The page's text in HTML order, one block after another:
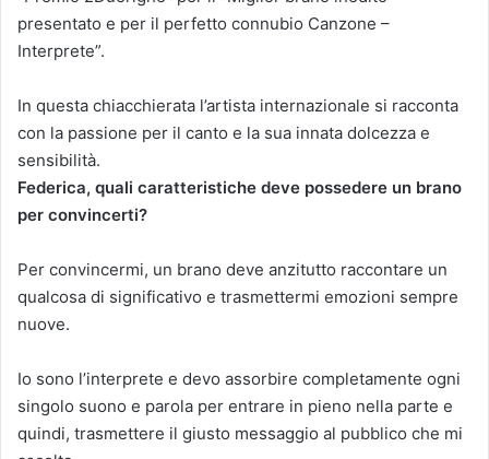
presentato e per il perfetto connubio Canzone –
Interprete”.
In questa chiacchierata l’artista internazionale si racconta
con la passione per il canto e la sua innata dolcezza e
sensibilità.
Federica, quali caratteristiche deve possedere un brano
per convincerti?
Per convincermi, un brano deve anzitutto raccontare un
qualcosa di significativo e trasmettermi emozioni sempre
nuove.
Io sono l’interprete e devo assorbire completamente ogni
singolo suono e parola per entrare in pieno nella parte e
quindi, trasmettere il giusto messaggio al pubblico che mi